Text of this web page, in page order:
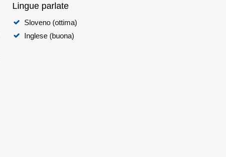
Lingue parlate
Sloveno (ottima)
Inglese (buona)